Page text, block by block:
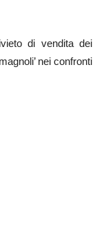
di vendita dei
nei confronti